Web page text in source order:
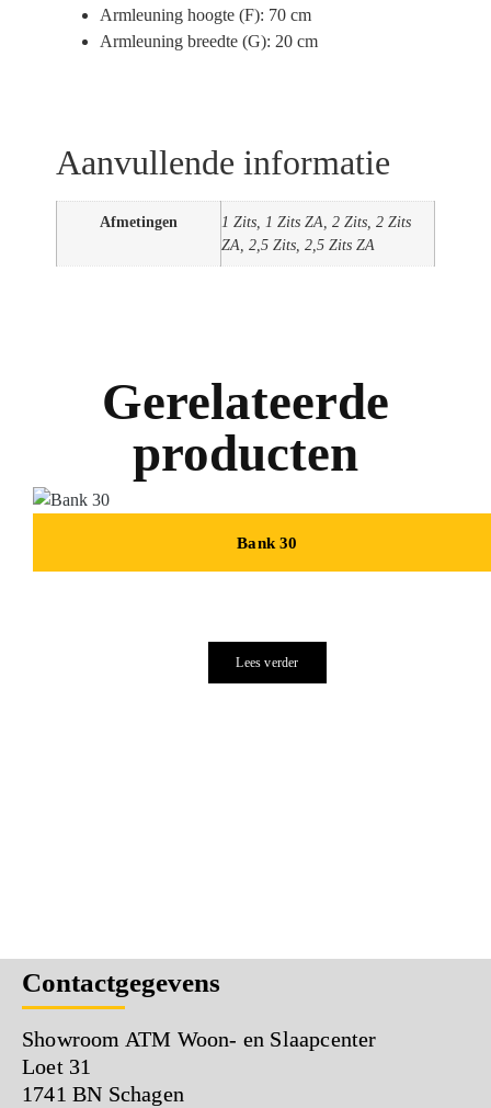
Armleuning hoogte (F): 70 cm
Armleuning breedte (G): 20 cm
Aanvullende informatie
Afmetingen
1 Zits, 1 Zits ZA, 2 Zits, 2 Zits
ZA, 2,5 Zits, 2,5 Zits ZA
Gerelateerde
producten
Bank 30
Lees verder
Contactgegevens
Showroom ATM Woon- en Slaapcenter
Loet 31
1741 BN Schagen